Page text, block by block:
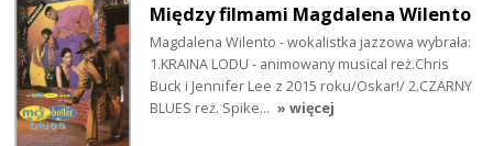
Między filmami Magdalena Wilento
Magdalena Wilento - wokalistka jazzowa wybrała:
1.KRAINA LODU - animowany musical reż.Chris
Buck i Jennifer Lee z 2015 roku/Oskar!/ 2.CZARNY
BLUES reż. Spike… » więcej